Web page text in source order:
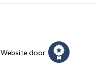
Website door: